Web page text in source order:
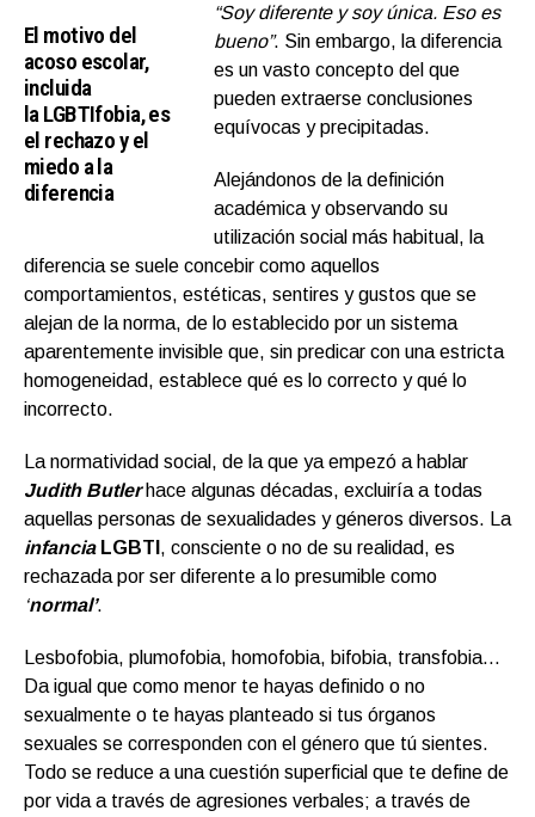
El motivo del
acoso escolar,
incluida
la LGBTIfobia, es
el rechazo y el
miedo a la
diferencia
“Soy diferente y soy única. Eso es
bueno”. Sin embargo, la diferencia
es un vasto concepto del que
pueden extraerse conclusiones
equívocas y precipitadas.
Alejándonos de la definición
académica y observando su
utilización social más habitual, la
diferencia se suele concebir como aquellos
comportamientos, estéticas, sentires y gustos que se
alejan de la norma, de lo establecido por un sistema
aparentemente invisible que, sin predicar con una estricta
homogeneidad, establece qué es lo correcto y qué lo
incorrecto.
La normatividad social, de la que ya empezó a hablar
Judith Butlerhace algunas décadas, excluiría a todas
aquellas personas de sexualidades y géneros diversos. La
infancia LGBTI , consciente o no de su realidad, es
rechazada por ser diferente a lo presumible como
‘normal’.
Lesbofobia, plumofobia, homofobia, bifobia, transfobia…
Da igual que como menor te hayas definido o no
sexualmente o te hayas planteado si tus órganos
sexuales se corresponden con el género que tú sientes.
Todo se reduce a una cuestión superficial que te define de
por vida a través de agresiones verbales; a través de